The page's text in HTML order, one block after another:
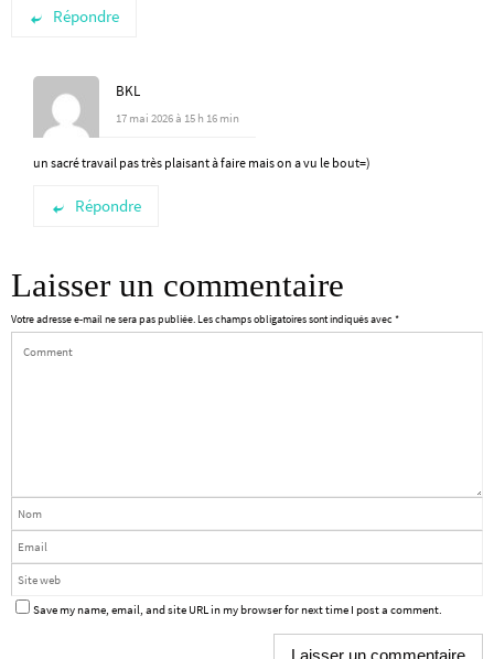
Répondre
BKL
17 mai 2026 à 15 h 16 min
un sacré travail pas très plaisant à faire mais on a vu le bout=)
Répondre
Laisser un commentaire
Votre adresse e-mail ne sera pas publiée. Les champs obligatoires sont indiqués avec *
Save my name, email, and site URL in my browser for next time I post a comment.